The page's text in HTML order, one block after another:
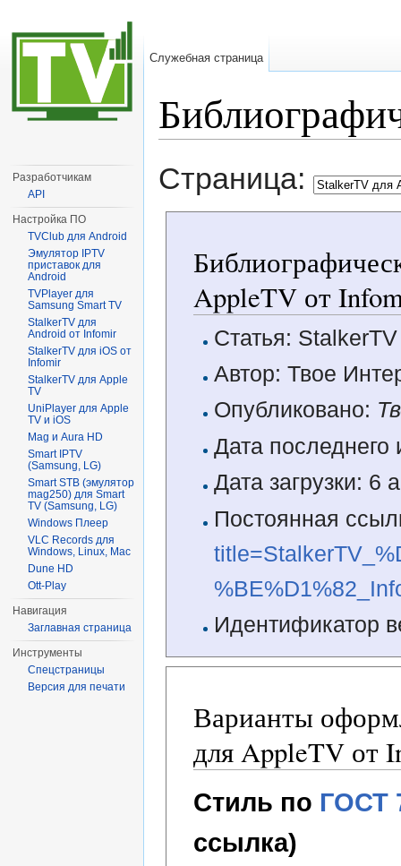
Страница:
AppleTV от
Статья:
Автор: Твое
Опубликовано:
Дата
Дата загрузки: 6
Постоянная
Идентификатор
Варианты
для AppleTV от
Стиль по ГОСТ
ссылка)
Служебная страница
Разработчикам
API
Настройка ПО
TVClub для Android
Эмулятор IPTV
приставок для
Android
TVPlayer для
Samsung Smart TV
StalkerTV для
Android от Infomir
StalkerTV для iOS от
Infomir
StalkerTV для Apple
TV
UniPlayer для Apple
TV и iOS
Mag и Aura HD
Smart IPTV
(Samsung, LG)
Smart STB (эмулятор
mag250) для Smart
TV (Samsung, LG)
Windows Плеер
VLC Records для
Windows, Linux, Mac
Dune HD
Ott-Play
Навигация
Заглавная страница
Инструменты
Спецстраницы
Версия для печати